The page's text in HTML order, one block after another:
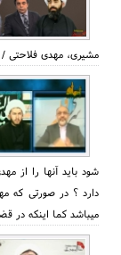
مشیری، مهدی فلاحتی
شود باید آنها را از
دارد ؟ در صورتی که
میباشد کما اینکه در